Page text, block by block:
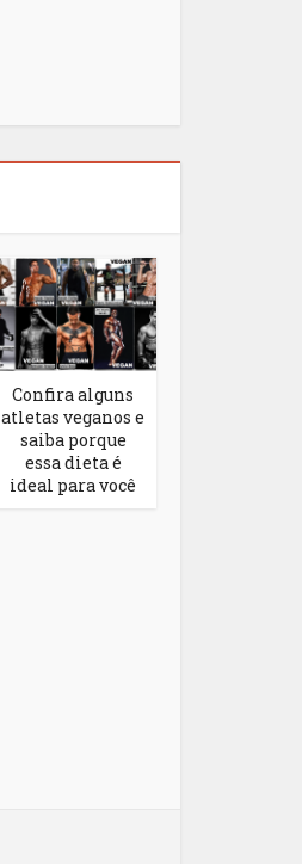
Confira alguns
atletas veganos e
saiba porque
essa dieta é
ideal para você